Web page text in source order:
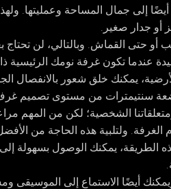
إلى جمال المساحة وعمليتها.
أو جدار صغير.
أو حتى القماش. وبالتالي، لن تحتاج
عندما تكون غرفة نومك الرئيسية
يمكنك خلق شعور بالانفصال
سنتيمترات من مستوى تصميم
الشخصية؛ لكن من المهم
الغرفة. ولتلبية هذه الحاجة من
الطريقة، يمكنك الوصول بسهولة إلى
أيضًا الاستماع إلى الموسيقى